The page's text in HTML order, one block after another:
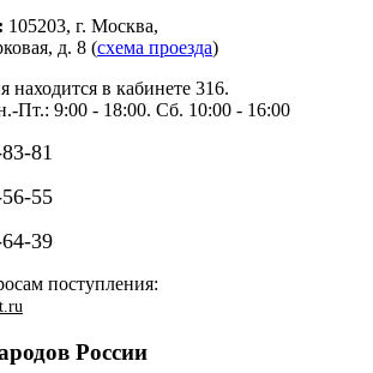
105203, г. Москва,
д. 8 (схема проезда)
находится в кабинете 316.
Пт.: 9:00 - 18:00. Сб. 10:00 - 16:00
81
55
39
поступления:
России